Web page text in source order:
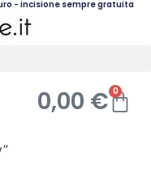
- incisione sempre gratuita
0,00 € 0